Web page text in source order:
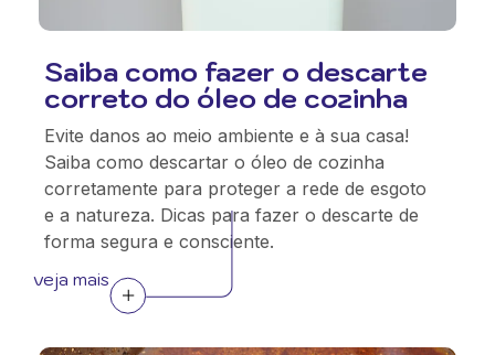
Saiba como fazer o descarte
correto do óleo de cozinha
Evite danos ao meio ambiente e à sua casa!
Saiba como descartar o óleo de cozinha
corretamente para proteger a rede de esgoto
e a natureza. Dicas para fazer o descarte de
forma segura e consciente.
veja mais